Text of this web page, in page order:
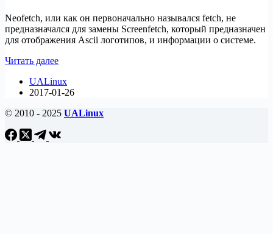
Neofetch, или как он первоначально назывался fetch, не
предназначался для замены Screenfetch, который предназначен
для отображения Ascii логотипов, и информации о системе.
Читать далееРелиз
3.0
UALinux
2017-01-26
© 2010 - 2025 UALinux